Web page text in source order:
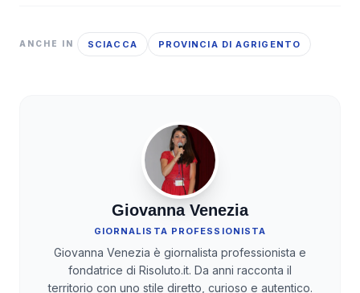
ANCHE IN SCIACCA PROVINCIA DI AGRIGENTO
Giovanna Venezia
GIORNALISTA PROFESSIONISTA
Giovanna Venezia è giornalista professionista e
fondatrice di Risoluto.it. Da anni racconta il
territorio con uno stile diretto, curioso e autentico.